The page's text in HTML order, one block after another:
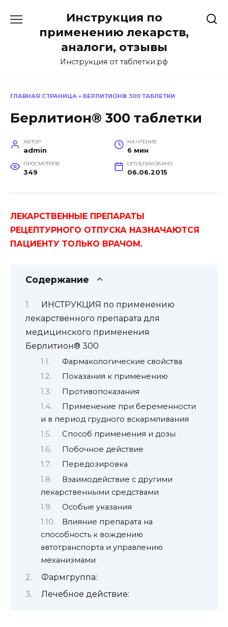
содержанию
Инструкция по
применению лекарств,
аналоги, отзывы
Инструкция от таблетки.рф
ГЛАВНАЯ СТРАНИЦА » БЕРЛИТИОН® 300 ТАБЛЕТКИ
Берлитион® 300 таблетки
АВТОР
admin
НА ЧТЕНИЕ
6 мин
ПРОСМОТРОВ
349
ОПУБЛИКОВАНО
06.06.2015
ЛЕКАРСТВЕННЫЕ ПРЕПАРАТЫ
РЕЦЕПТУРНОГО ОТПУСКА НАЗНАЧАЮТСЯ
ПАЦИЕНТУ ТОЛЬКО ВРАЧОМ.
Содержание
ИНСТРУКЦИЯ по применению
лекарственного препарата для
медицинского применения
Берлитион® 300
Фармакологические свойства
Показания к применению
Противопоказания
Применение при беременности
и в период грудного вскармливания
Способ применения и дозы
Побочное действие
Передозировка
Взаимодействие с другими
лекарственными средствами
Особые указания
Влияние препарата на
способность к вождению
автотранспорта и управлению
механизмами
Фармгруппа:
Лечебное действие: